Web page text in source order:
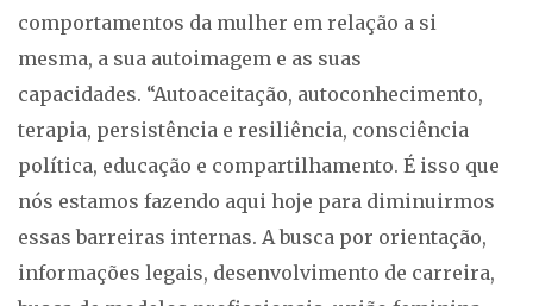
comportamentos da mulher em relação a si
mesma, a sua autoimagem e as suas
capacidades. “Autoaceitação, autoconhecimento,
terapia, persistência e resiliência, consciência
política, educação e compartilhamento. É isso que
nós estamos fazendo aqui hoje para diminuirmos
essas barreiras internas. A busca por orientação,
informações legais, desenvolvimento de carreira,